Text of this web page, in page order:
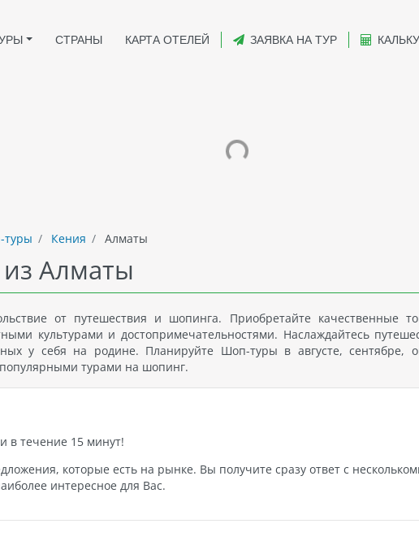
СТРАНЫ КАРТА ОТЕЛЕЙ ЗАЯВКА НА ТУР
Кения Алматы
Алматы
от путешествия и шопинга. Приобретайте качественные
культурами и достопримечательностями. Наслаждайтесь
у себя на родине. Планируйте Шоп-туры в августе, сентябре,
турами на шопинг.
в течение 15 минут!
которые есть на рынке. Вы получите сразу ответ с
интересное для Вас.